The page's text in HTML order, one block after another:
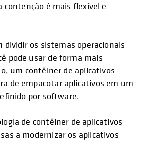
contenção é mais flexível e
dividir os sistemas operacionais
pode usar de forma mais
um contêiner de aplicativos
de empacotar aplicativos em um
por software.
de contêiner de aplicativos
a modernizar os aplicativos